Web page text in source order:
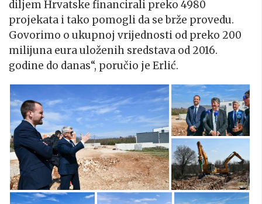
diljem Hrvatske financirali preko 4980
projekata i tako pomogli da se brže provedu.
Govorimo o ukupnoj vrijednosti od preko 200
milijuna eura uloženih sredstava od 2016.
godine do danas“, poručio je Erlić.